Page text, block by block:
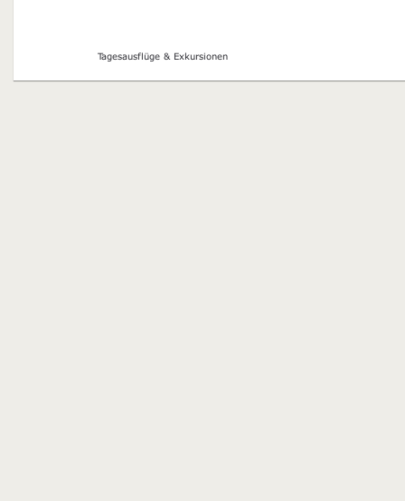
Tagesausflüge & Exkursionen